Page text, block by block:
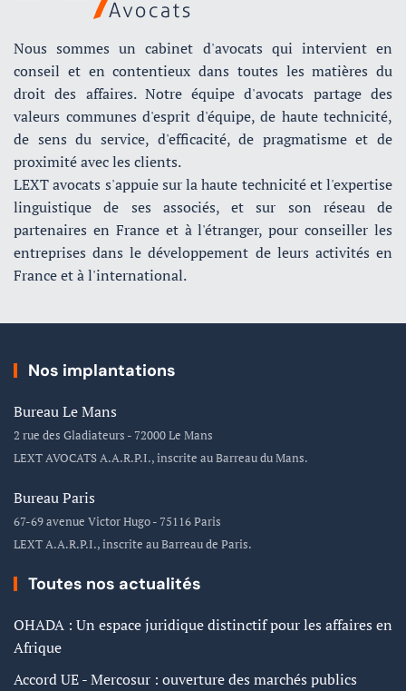
Nous sommes un cabinet d'avocats qui intervient en
conseil et en contentieux dans toutes les matières du
droit des affaires. Notre équipe d'avocats partage des
valeurs communes d'esprit d'équipe, de haute technicité,
de sens du service, d'efficacité, de pragmatisme et de
proximité avec les clients.
LEXT avocats s'appuie sur la haute technicité et l'expertise
linguistique de ses associés, et sur son réseau de
partenaires en France et à l'étranger, pour conseiller les
entreprises dans le développement de leurs activités en
France et à l'international.
Nos implantations
Bureau Le Mans
2 rue des Gladiateurs - 72000 Le Mans
LEXT AVOCATS A.A.R.P.I., inscrite au Barreau du Mans.
Bureau Paris
67-69 avenue Victor Hugo - 75116 Paris
LEXT A.A.R.P.I., inscrite au Barreau de Paris.
Toutes nos actualités
OHADA : Un espace juridique distinctif pour les affaires en
Afrique
Accord UE - Mercosur : ouverture des marchés publics